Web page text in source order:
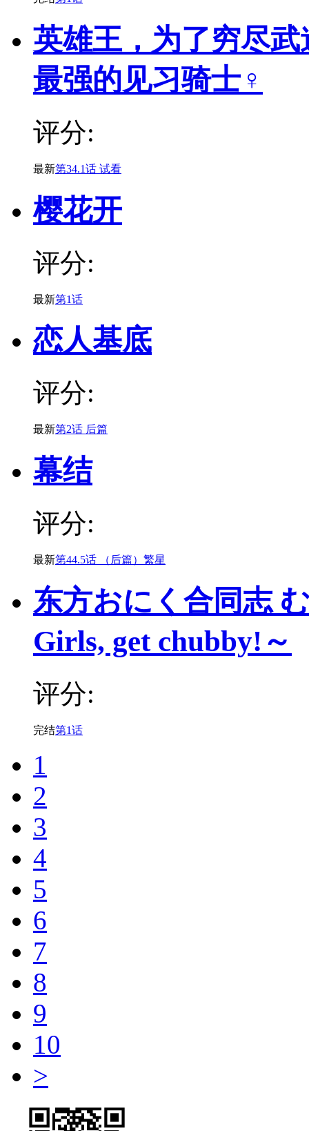
英雄王，为了穷尽
最强的见习骑士♀
评分:
最新第34.1话 试看
樱花开
评分:
最新第1话
恋人基底
评分:
最新第2话 后篇
幕结
评分:
最新第44.5话 （后篇）繁星
东方おにく合同志
Girls, get chubby!～
评分:
完结第1话
1
2
3
4
5
6
7
8
9
10
>